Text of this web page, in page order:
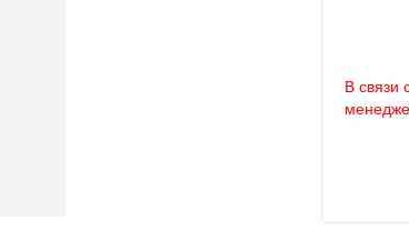
В связи